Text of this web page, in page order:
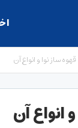
قهوه ساز نوا و انواع آن
انواع آن